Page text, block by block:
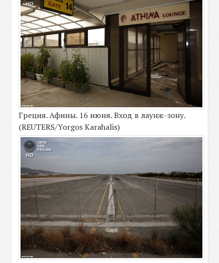
Греция. Афины. 16 июня. Вход в лаунж-зону.
(REUTERS/Yorgos Karahalis)